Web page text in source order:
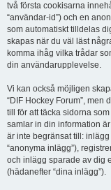
två första cookisarna
“användar-id”) och en
som automatiskt tilldelas
skapas när du väl läst
komma ihåg vilka trådar
din användarupplevelse.
Vi kan också möjligen
“DIF Hockey Forum”,
till för att täcka sidorna
samlar in din information
är inte begränsat till:
“anonyma inlägg”),
och inlägg sparade av dig
(hädanefter “dina inlägg”).